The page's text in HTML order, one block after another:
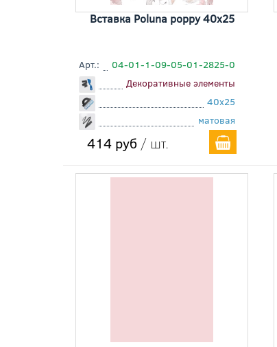
Вставка Poluna poppy 40x25
Арт.:
04-01-1-09-05-01-2825-0
Декоративные элементы
40x25
матовая
414 руб / шт.